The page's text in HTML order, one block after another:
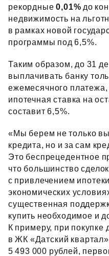
рекордные0,01% до
недвижимость на
в рамках новой
программы под 6,5%.
Таким образом, до 31
выплачивать банку
ежемесячного платежа,
ипотечная ставка на
составит 6,5%.
«Мы берем не только
кредита, но и за сам
Это беспрецедентное
что большинство
с привлечением
экономических
существенная
купить необходимое и
К примеру, при покупке
в ЖК «Датский
5 493 000 рублей,